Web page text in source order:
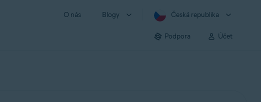
O nás Blogy Česká republika
Podpora Účet